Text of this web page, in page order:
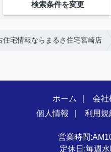
検索条件を変更
宅情報ならまるさ住宅宮崎店
ホーム 会社
個人情報
利用規
営業時間
定休日:毎週